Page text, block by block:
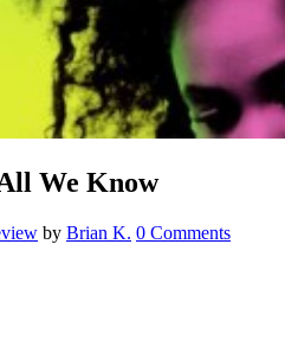
We Know
by Brian K. 0 Comments